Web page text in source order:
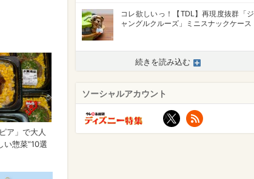
コレ欲しいっ！【TDL】再現度抜群「ジ
ャングルクルーズ」ミニスナックケース
続きを読み込む
ソーシャルアカウント
X